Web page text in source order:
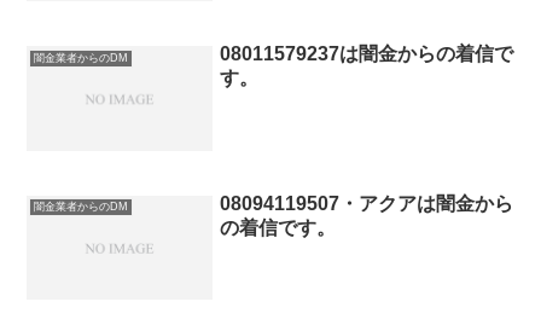
闇金業者からのDM
08011579237は闇金からの着信で
す。
闇金業者からのDM
08094119507・アクアは闇金から
の着信です。